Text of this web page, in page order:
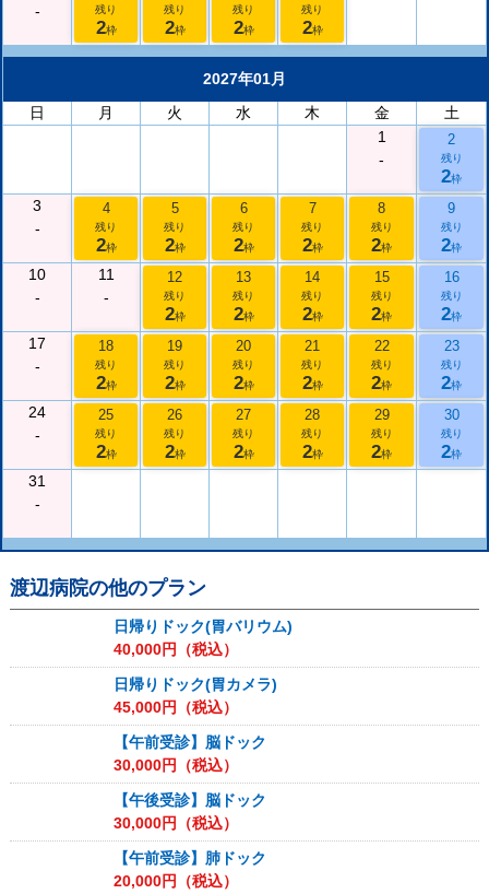
-
残り
2枠
残り
2枠
残り
2枠
残り
2枠
2027年01月
日
月 火 水 木 金
土
1
-
2
残り
2枠
3
-
4
残り
2枠
5
残り
2枠
6
残り
2枠
7
残り
2枠
8
残り
2枠
9
残り
2枠
10
-
11
-
12
残り
2枠
13
残り
2枠
14
残り
2枠
15
残り
2枠
16
残り
2枠
17
-
18
残り
2枠
19
残り
2枠
20
残り
2枠
21
残り
2枠
22
残り
2枠
23
残り
2枠
24
-
25
残り
2枠
26
残り
2枠
27
残り
2枠
28
残り
2枠
29
残り
2枠
30
残り
2枠
31
-
渡辺病院の他のプラン
日帰りドック(胃バリウム)
40,000円（税込）
日帰りドック(胃カメラ)
45,000円（税込）
【午前受診】脳ドック
30,000円（税込）
【午後受診】脳ドック
30,000円（税込）
【午前受診】肺ドック
20,000円（税込）